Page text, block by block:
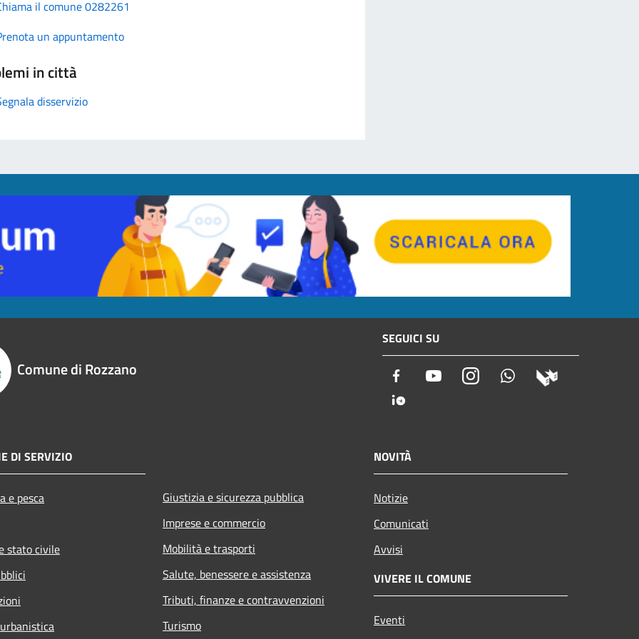
il comune 0282261
un appuntamento
in città
disservizio
Comune di Rozzano
SEGUICI SU
Facebook YoutubeInstagramWhatsapp
DI SERVIZIO
e pesca
stato civile
Giustizia e sicurezza pubblica
Imprese e commercio
Mobilità e trasporti
Salute, benessere e assistenza
Tributi, finanze e contravvenzioni
Turismo
NOVITÀ
Notizie
Comunicati
Avvisi
VIVERE IL COMUNE
Eventi